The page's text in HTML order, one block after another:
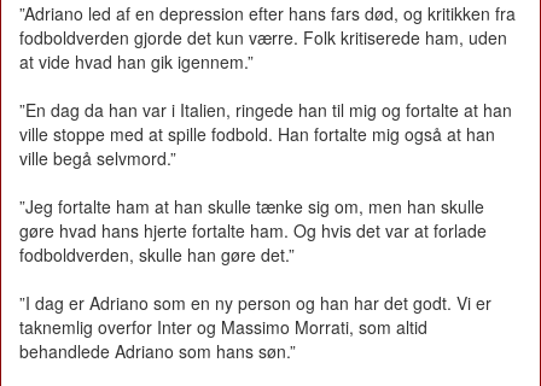
”Adriano led af en depression efter hans fars død, og kritikken fra
fodboldverden gjorde det kun værre. Folk kritiserede ham, uden
at vide hvad han gik igennem.”
”En dag da han var i Italien, ringede han til mig og fortalte at han
ville stoppe med at spille fodbold. Han fortalte mig også at han
ville begå selvmord.”
”Jeg fortalte ham at han skulle tænke sig om, men han skulle
gøre hvad hans hjerte fortalte ham. Og hvis det var at forlade
fodboldverden, skulle han gøre det.”
”I dag er Adriano som en ny person og han har det godt. Vi er
taknemlig overfor Inter og Massimo Morrati, som altid
behandlede Adriano som hans søn.”